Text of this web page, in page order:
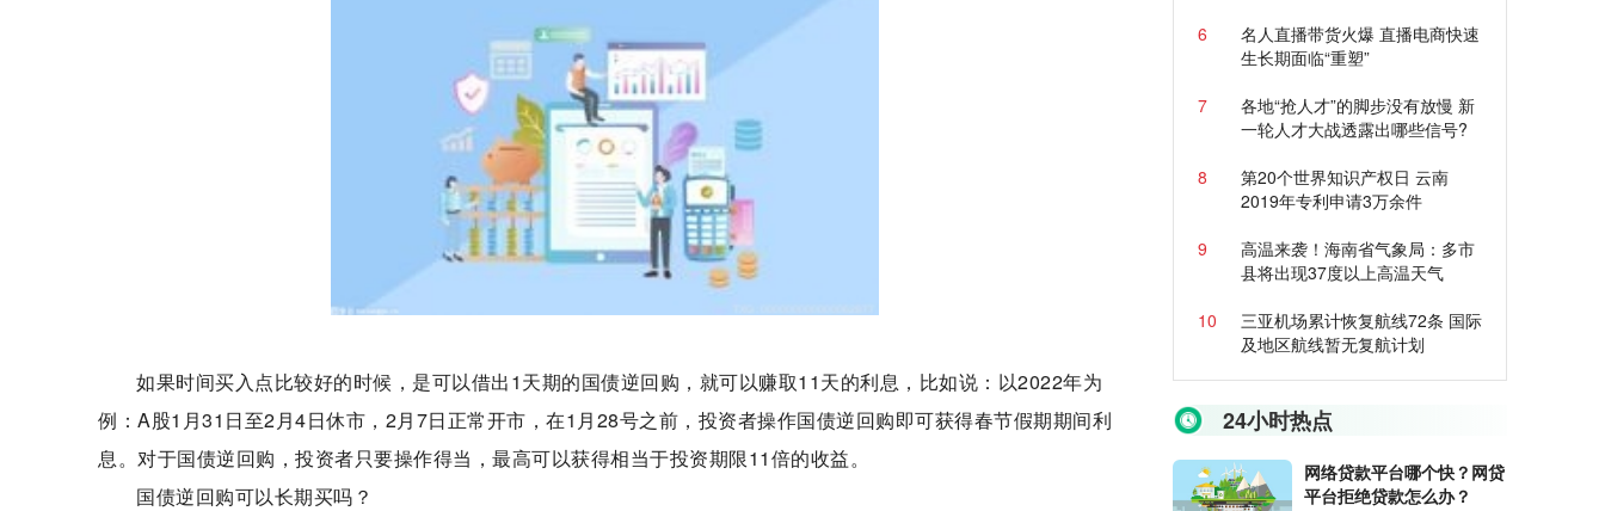
如果时间买入点比较好的时候，是可以借出1天期的国债逆回购，就可以赚取11天的利息，比如说：以2022年为
例：A股1月31日至2月4日休市，2月7日正常开市，在1月28号之前，投资者操作国债逆回购即可获得春节假期期间利
息。对于国债逆回购，投资者只要操作得当，最高可以获得相当于投资期限11倍的收益。
国债逆回购可以长期买吗？
6
名人直播带货火爆 直播电商快速
生长期面临“重塑”
7
各地“抢人才”的脚步没有放慢 新
一轮人才大战透露出哪些信号?
8
第20个世界知识产权日 云南
2019年专利申请3万余件
9
高温来袭！海南省气象局：多市
县将出现37度以上高温天气
10
三亚机场累计恢复航线72条 国际
及地区航线暂无复航计划
24小时热点
网络贷款平台哪个快？网贷
平台拒绝贷款怎么办？